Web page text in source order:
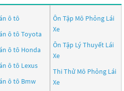
ô tô
ô tô Toyota
ô tô Honda
ô tô Lexus
ô tô Bmw
Ôn Tập Mô Phỏng Lái
Xe
Ôn Tập Lý Thuyết Lái
Xe
Thi Thử Mô Phỏng Lái
Xe